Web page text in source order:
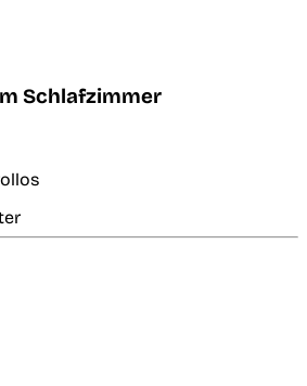
Schlafzimmer